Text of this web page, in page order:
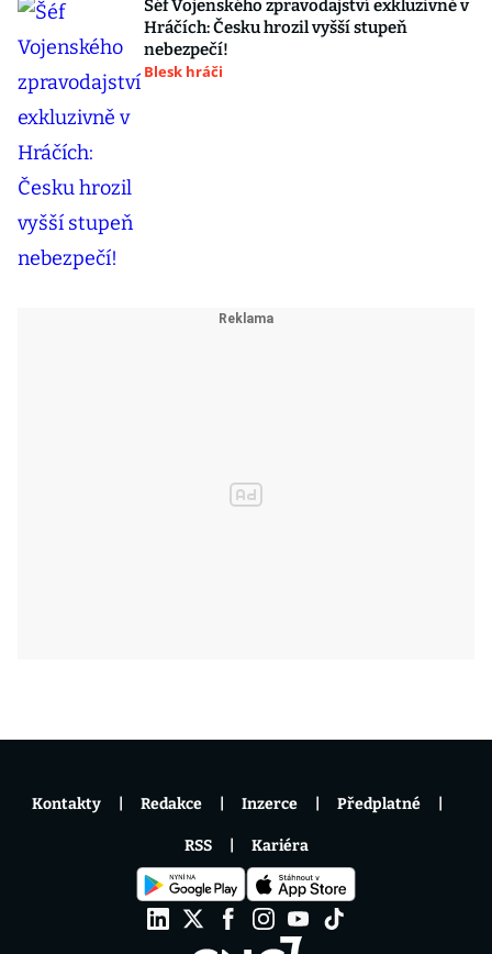
Šéf Vojenského zpravodajství exkluzivně v
Hráčích: Česku hrozil vyšší stupeň
nebezpečí!
Blesk hráči
Kontakty Redakce Inzerce Předplatné
RSS Kariéra